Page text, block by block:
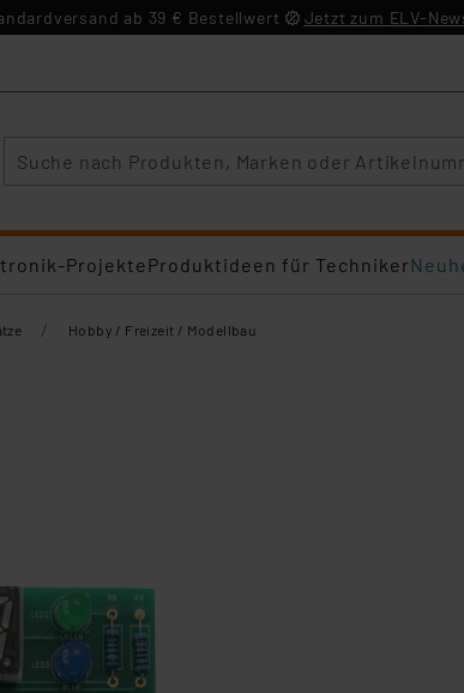
ab 39 € Bestellwert Jetzt zum ELV-
ProjekteProduktideen für Techniker
/ Hobby / Freizeit / Modellbau